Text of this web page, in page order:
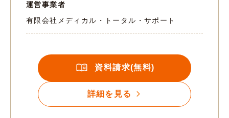
運営事業者
有限会社メディカル・トータル・サポート
資料請求(無料)
詳細を見る